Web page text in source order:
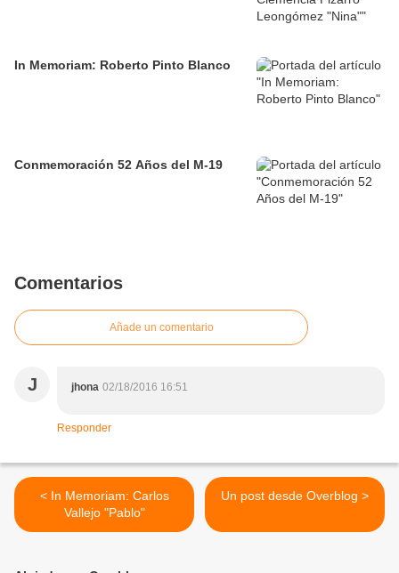
In Memoriam: Roberto Pinto Blanco
Conmemoración 52 Años del M-19
Comentarios
Añade un comentario
J jhona 02/18/2016 16:51
Responder
< In Memoriam: Carlos
Vallejo "Pablo"
Un post desde Overblog >